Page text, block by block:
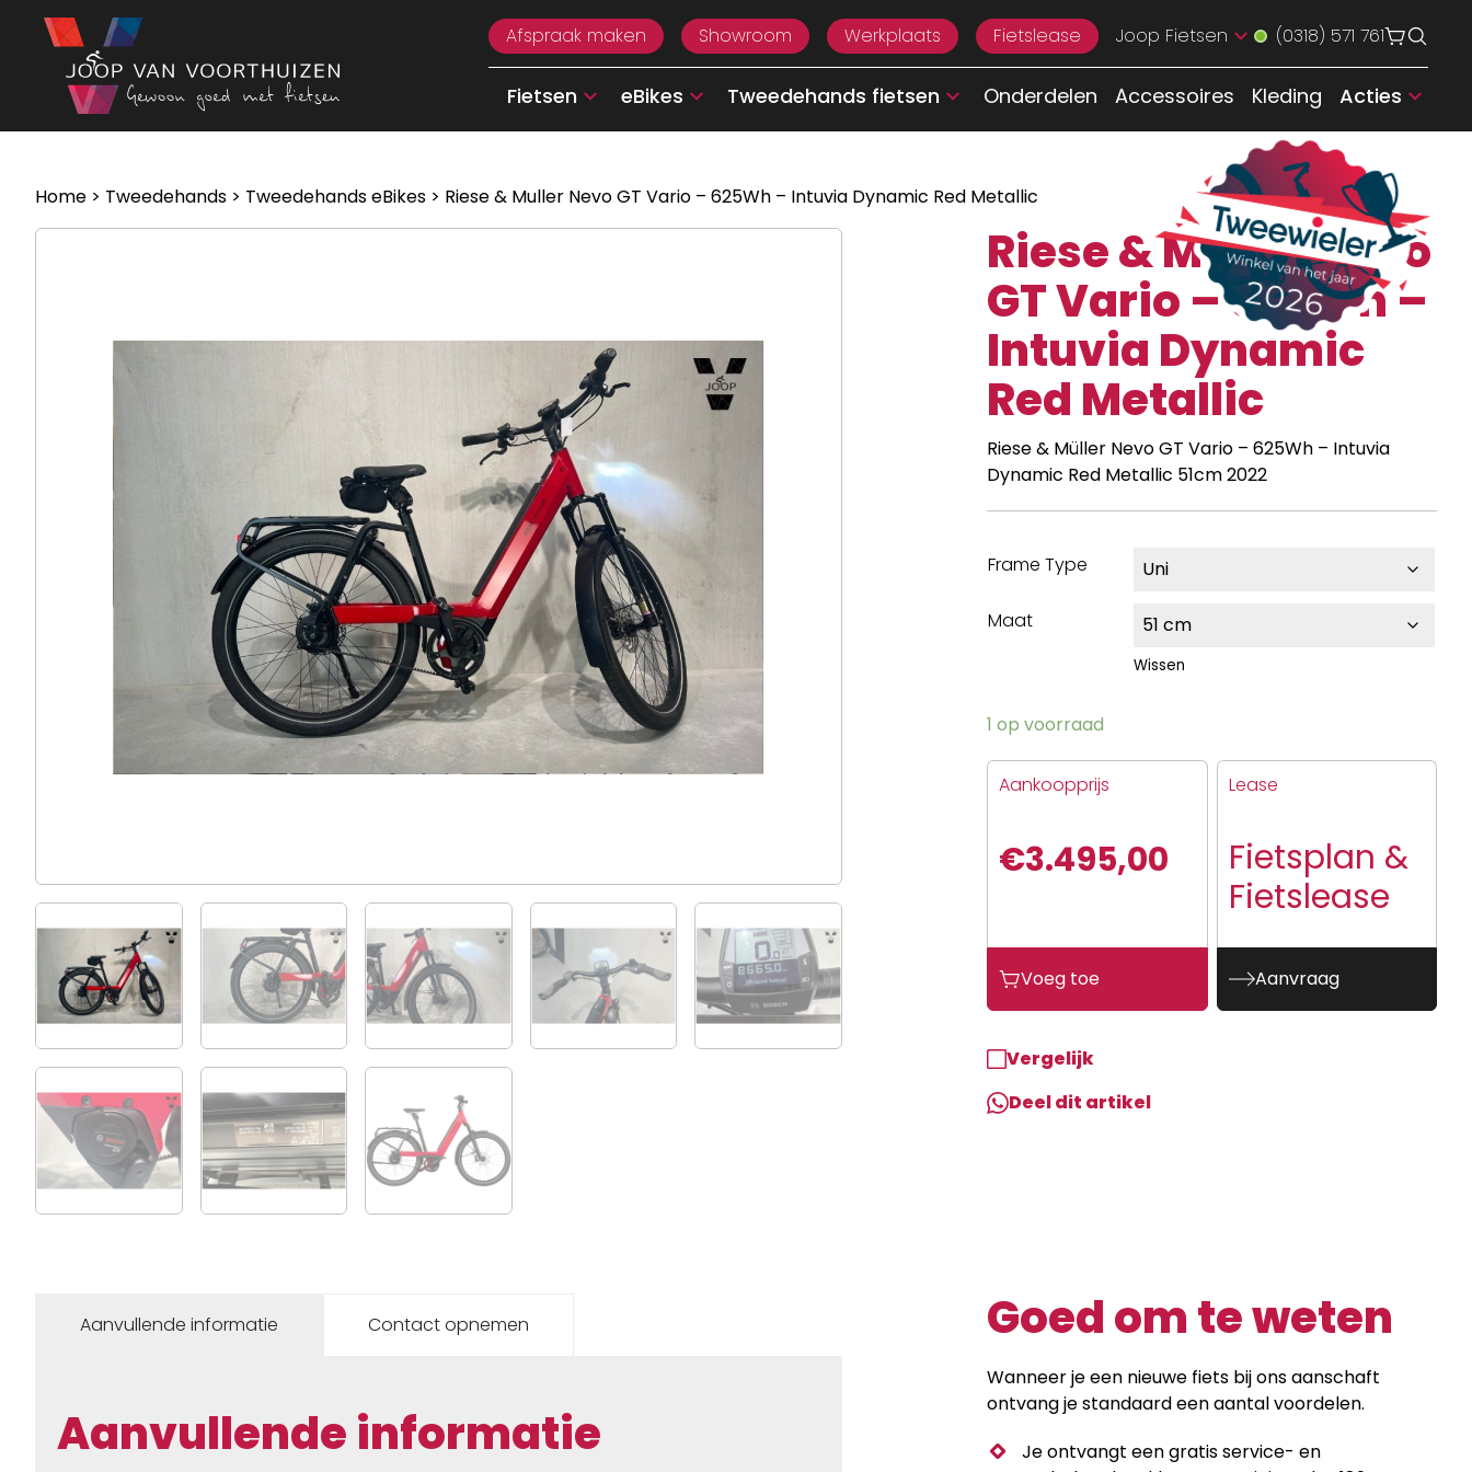
Ga naar de inhoud
Afspraak maken
Showroom Werkplaats Fietslease Joop Fietsen (0318) 571 761
Fietsen eBikes Tweedehands fietsen Onderdelen Accessoires Kleding Acties
Home > Tweedehands > Tweedehands eBikes > Riese & Muller Nevo GT Vario – 625Wh – Intuvia Dynamic Red Metallic
Riese & Muller Nevo
GT Vario – 625Wh –
Intuvia Dynamic
Red Metallic
Riese & Müller Nevo GT Vario – 625Wh – Intuvia
Dynamic Red Metallic 51cm 2022
Frame Type
Maat
Wissen
1 op voorraad
Aankoopprijs
€3.495,00
Voeg toe
Lease
Fietsplan &
Fietslease
Aanvraag
Vergelijk
Deel dit artikel
Aanvullende informatie Contact opnemen
Aanvullende informatie
Goed om te weten
Wanneer je een nieuwe fiets bij ons aanschaft
ontvang je standaard een aantal voordelen.
Je ontvangt een gratis service- en